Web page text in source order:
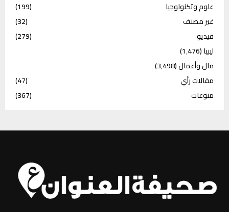
علوم وتكنولوجيا
(199)
غير مصنف
(32)
فيديو
(279)
ليبيا(1٬476)
مال وأعمال(3٬498)
مقالات رأي
(47)
منوعات
(367)